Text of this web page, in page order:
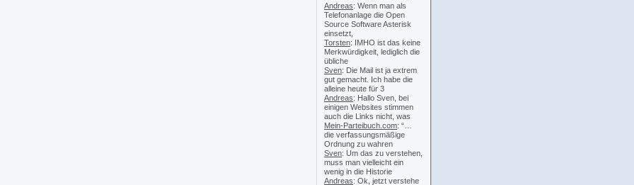
Andreas: Wenn man als
Telefonanlage die Open
Source Software Asterisk
einsetzt,
Torsten: IMHO ist das keine
Merkwürdigkeit, lediglich die
übliche
Sven: Die Mail ist ja extrem
gut gemacht. Ich habe die
alleine heute für 3
Andreas: Hallo Sven, bei
einigen Websites stimmen
auch die Links nicht, was
Mein-Parteibuch.com: “…
die verfassungsmäßige
Ordnung zu wahren
Sven: Um das zu verstehen,
muss man vielleicht ein
wenig in die Historie
Andreas: Ok, jetzt verstehe